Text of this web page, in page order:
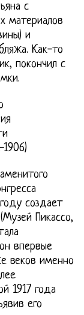
с
материалов
и
Как-то
покончил с
создает
Пикассо,
впервые
веков именно
1917 года
его